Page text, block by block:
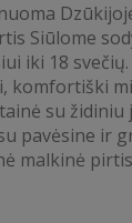
Siūlome
iki 18
komfortiški
su židiniu
pavėsine ir
malkinė